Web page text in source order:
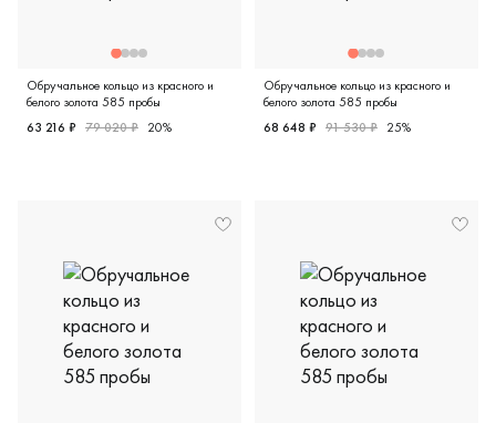
Обручальное кольцо из красного и
белого золота 585 пробы
63 216 ₽ 79 020 ₽ 20%
Обручальное кольцо из красного и
белого золота 585 пробы
68 648 ₽ 91 530 ₽ 25%